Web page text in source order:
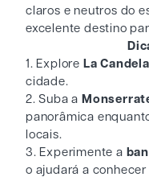
claros e neutros do
excelente destino
1. Explore La
cidade.
2. Suba a
panorâmica
locais.
3. Experimente a
o ajudará a